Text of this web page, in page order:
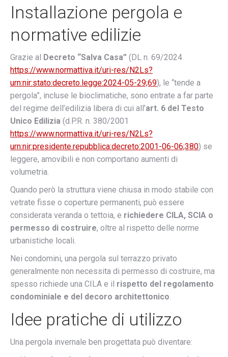
Installazione pergola e
normative edilizie
Grazie al Decreto “Salva Casa” (DL n. 69/2024
https://www.normattiva.it/uri-res/N2Ls?
urn:nir:stato:decreto.legge:2024-05-29;69), le “tende a
pergola”, incluse le bioclimatiche, sono entrate a far parte
del regime dell’edilizia libera di cui all’art. 6 del Testo
Unico Edilizia (d.P.R. n. 380/2001
https://www.normattiva.it/uri-res/N2Ls?
urn:nir:presidente.repubblica:decreto:2001-06-06;380) se
leggere, amovibili e non comportano aumenti di
volumetria.
Quando però la struttura viene chiusa in modo stabile con
vetrate fisse o coperture permanenti, può essere
considerata veranda o tettoia, e richiedere CILA, SCIA o
permesso di costruire, oltre al rispetto delle norme
urbanistiche locali.
Nei condomini, una pergola sul terrazzo privato
generalmente non necessita di permesso di costruire, ma
spesso richiede una CILA e il rispetto del regolamento
condominiale e del decoro architettonico.
Idee pratiche di utilizzo
Una pergola invernale ben progettata può diventare: